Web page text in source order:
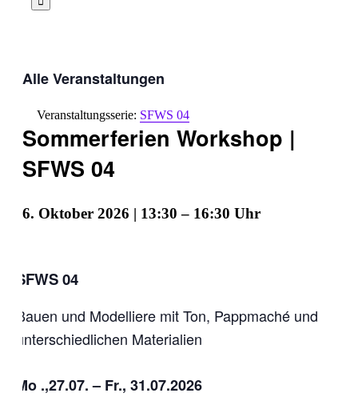
Alle Veranstaltungen
Veranstaltungsserie: SFWS 04
Sommerferien Workshop |
SFWS 04
6. Oktober 2026 | 13:30 – 16:30
SFWS 04
Bauen und Modelliere mit Ton, Pappmaché und
unterschiedlichen Materialien
Mo .,27.07. – Fr., 31.07.2026